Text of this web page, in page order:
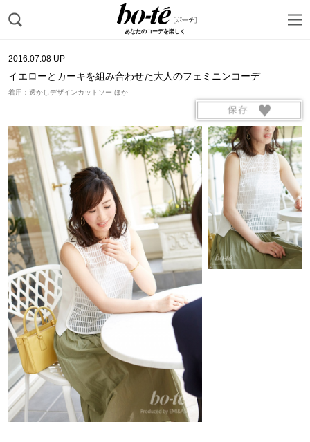
あなたのコーデを楽しく
2016.07.08 UP
イエローとカーキを組み合わせた大人のフェミニンコーデ
着用：透かしデザインカットソー ほか